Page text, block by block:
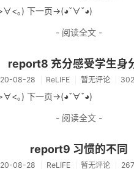
｡) 下一页->(◕ˇ∀ˇ◕)
- 阅读全文 -
report8 充分感受学生身
08-28 ReLIFE 暂无评论
｡) 下一页->(◕ˇ∀ˇ◕)
- 阅读全文 -
report9 习惯的不同
08-28 ReLIFE 暂无评论